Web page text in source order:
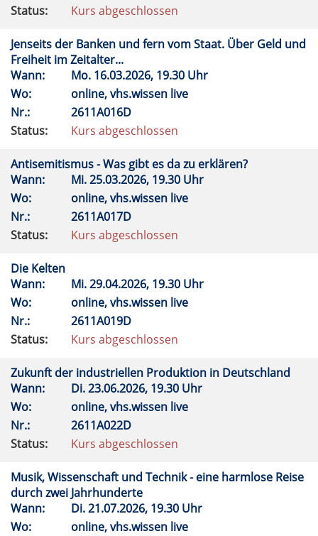
Status:
Kurs abgeschlossen
Jenseits der Banken und fern vom Staat. Über Geld und
Freiheit im Zeitalter...
Wann:
Mo. 16.03.2026, 19.30 Uhr
Wo:
online, vhs.wissen live
Nr.:
2611A016D
Status:
Kurs abgeschlossen
Antisemitismus - Was gibt es da zu erklären?
Wann:
Mi.25.03.2026, 19.30 Uhr
Wo:
online, vhs.wissen live
Nr.:
2611A017D
Status:
Kurs abgeschlossen
Die Kelten
Wann:
Mi.29.04.2026, 19.30 Uhr
Wo:
online, vhs.wissen live
Nr.:
2611A019D
Status:
Kurs abgeschlossen
Zukunft der industriellen Produktion in Deutschland
Wann:
Di.23.06.2026, 19.30 Uhr
Wo:
online, vhs.wissen live
Nr.:
2611A022D
Status:
Kurs abgeschlossen
Musik, Wissenschaft und Technik - eine harmlose Reise
durch zwei Jahrhunderte
Wann:
Di.21.07.2026, 19.30 Uhr
Wo:
online, vhs.wissen live